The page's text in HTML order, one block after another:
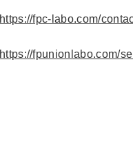
https://fpc-labo.com/
https://fpunionlabo.com/